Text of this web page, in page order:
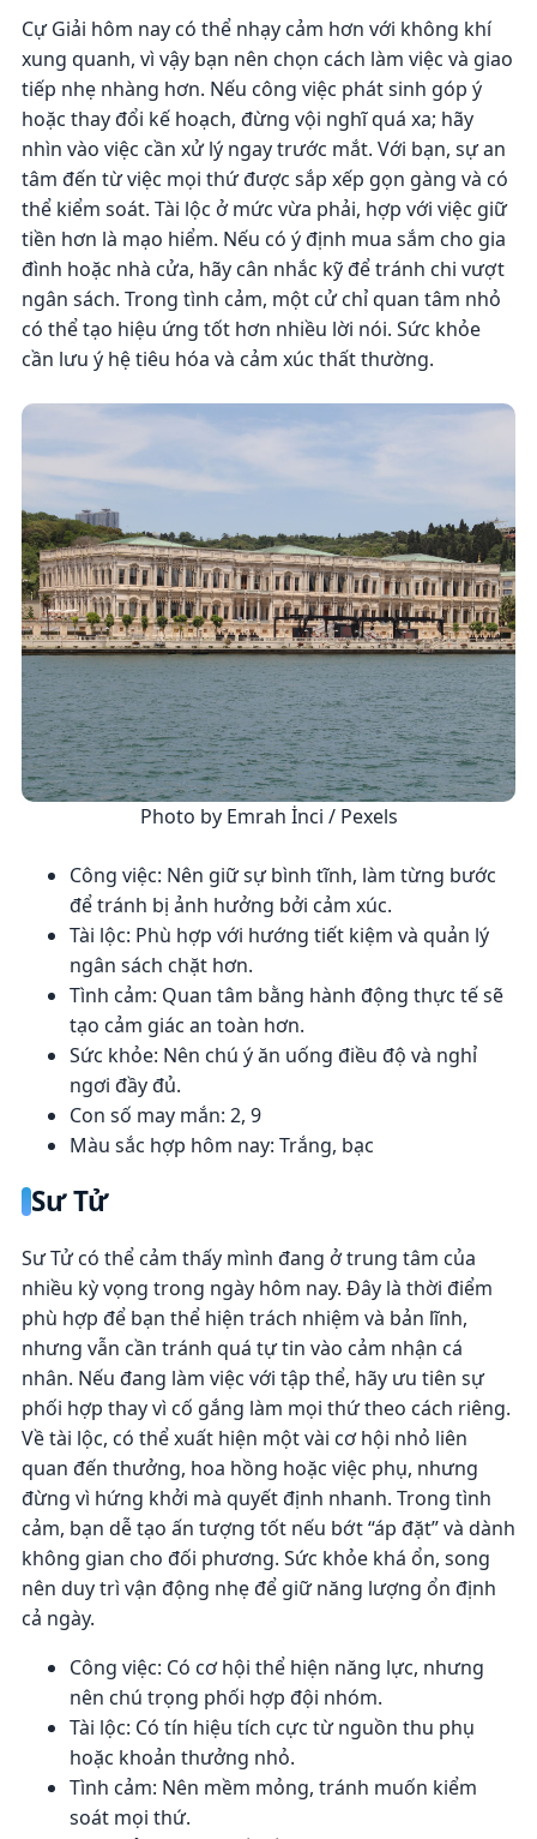
Cự Giải hôm nay có thể nhạy cảm hơn với không khí
xung quanh, vì vậy bạn nên chọn cách làm việc và giao
tiếp nhẹ nhàng hơn. Nếu công việc phát sinh góp ý
hoặc thay đổi kế hoạch, đừng vội nghĩ quá xa; hãy
nhìn vào việc cần xử lý ngay trước mắt. Với bạn, sự an
tâm đến từ việc mọi thứ được sắp xếp gọn gàng và có
thể kiểm soát. Tài lộc ở mức vừa phải, hợp với việc giữ
tiền hơn là mạo hiểm. Nếu có ý định mua sắm cho gia
đình hoặc nhà cửa, hãy cân nhắc kỹ để tránh chi vượt
ngân sách. Trong tình cảm, một cử chỉ quan tâm nhỏ
có thể tạo hiệu ứng tốt hơn nhiều lời nói. Sức khỏe
cần lưu ý hệ tiêu hóa và cảm xúc thất thường.
Photo by Emrah İnci / Pexels
Công việc: Nên giữ sự bình tĩnh, làm từng bước
để tránh bị ảnh hưởng bởi cảm xúc.
Tài lộc: Phù hợp với hướng tiết kiệm và quản lý
ngân sách chặt hơn.
Tình cảm: Quan tâm bằng hành động thực tế sẽ
tạo cảm giác an toàn hơn.
Sức khỏe: Nên chú ý ăn uống điều độ và nghỉ
ngơi đầy đủ.
Con số may mắn: 2, 9
Màu sắc hợp hôm nay: Trắng, bạc
Sư Tử
Sư Tử có thể cảm thấy mình đang ở trung tâm của
nhiều kỳ vọng trong ngày hôm nay. Đây là thời điểm
phù hợp để bạn thể hiện trách nhiệm và bản lĩnh,
nhưng vẫn cần tránh quá tự tin vào cảm nhận cá
nhân. Nếu đang làm việc với tập thể, hãy ưu tiên sự
phối hợp thay vì cố gắng làm mọi thứ theo cách riêng.
Về tài lộc, có thể xuất hiện một vài cơ hội nhỏ liên
quan đến thưởng, hoa hồng hoặc việc phụ, nhưng
đừng vì hứng khởi mà quyết định nhanh. Trong tình
cảm, bạn dễ tạo ấn tượng tốt nếu bớt “áp đặt” và dành
không gian cho đối phương. Sức khỏe khá ổn, song
nên duy trì vận động nhẹ để giữ năng lượng ổn định
cả ngày.
Công việc: Có cơ hội thể hiện năng lực, nhưng
nên chú trọng phối hợp đội nhóm.
Tài lộc: Có tín hiệu tích cực từ nguồn thu phụ
hoặc khoản thưởng nhỏ.
Tình cảm: Nên mềm mỏng, tránh muốn kiểm
soát mọi thứ.